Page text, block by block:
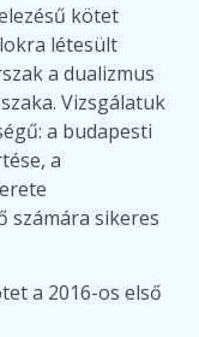
kötet
létesült
a dualizmus
Vizsgálatuk
a budapesti
a
számára sikeres
a 2016-os első